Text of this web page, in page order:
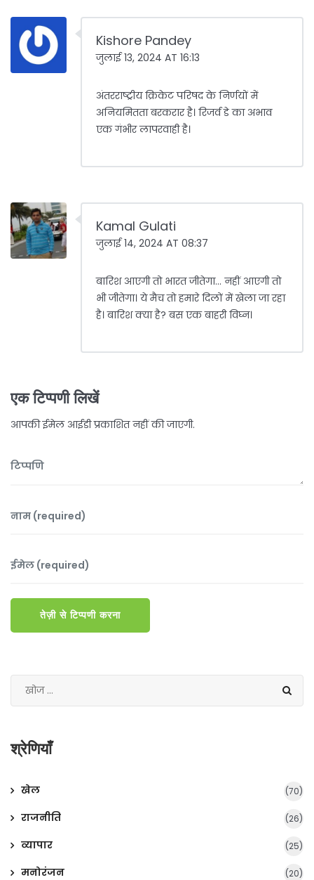
Kishore Pandey
जुलाई 13, 2024 AT 16:13
अंतरराष्ट्रीय क्रिकेट परिषद के निर्णयों में
अनियमितता बरकरार है। रिजर्व डे का अभाव
एक गंभीर लापरवाही है।
Kamal Gulati
जुलाई 14, 2024 AT 08:37
बारिश आएगी तो भारत जीतेगा... नहीं आएगी तो
भी जीतेगा। ये मैच तो हमारे दिलों में खेला जा रहा
है। बारिश क्या है? बस एक बाहरी विघ्न।
एक टिप्पणी लिखें
आपकी ईमेल आईडी प्रकाशित नहीं की जाएगी.
तेज़ी से टिप्पणी करना
श्रेणियाँ
खेल (70)
राजनीति (26)
व्यापार (25)
मनोरंजन (20)